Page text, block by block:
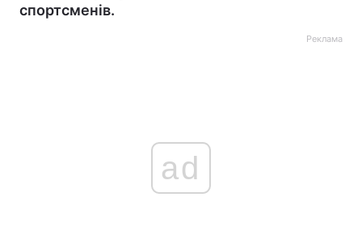
спортсменів.
Реклама
ad